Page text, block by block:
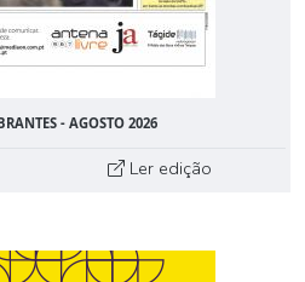
- AGOSTO 2026
Ler edição